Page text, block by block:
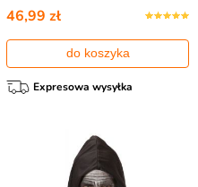
46,99 zł
do koszyka
Expresowa wysyłka